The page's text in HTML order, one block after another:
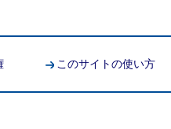
このサイトの使い方